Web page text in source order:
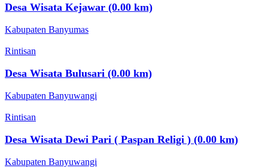
Desa Wisata Kejawar (0.00 km)
Kabupaten Banyumas
Rintisan
Desa Wisata Bulusari (0.00 km)
Kabupaten Banyuwangi
Rintisan
Desa Wisata Dewi Pari ( Paspan Religi ) (0.00 km)
Kabupaten Banyuwangi